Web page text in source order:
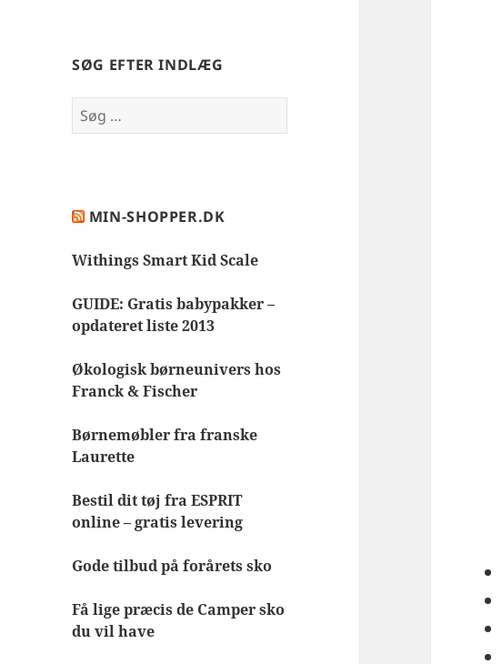
SØG EFTER INDLÆG
Søg
efter:
MIN-SHOPPER.DK
Withings Smart Kid Scale
GUIDE: Gratis babypakker –
opdateret liste 2013
Økologisk børneunivers hos
Franck & Fischer
Børnemøbler fra franske
Laurette
Bestil dit tøj fra ESPRIT
online – gratis levering
Gode tilbud på forårets sko
Få lige præcis de Camper sko
du vil have